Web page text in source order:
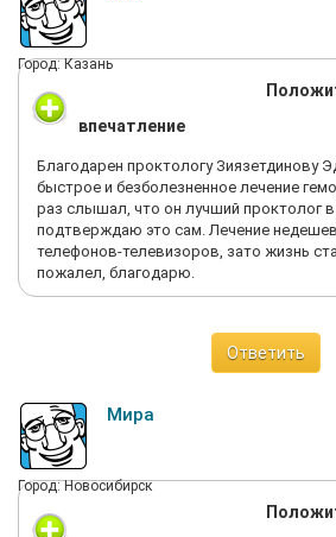
Город: Казань
впечатление
Благодарен проктологу Зиязетдинову
быстрое и безболезненное лечение
раз слышал, что он лучший проктолог в
подтверждаю это сам. Лечение
телефонов-телевизоров, зато жизнь
пожалел, благодарю.
Ответить
Мира
Город: Новосибирск